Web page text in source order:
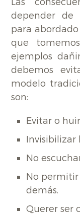
depender de
para
que
ejemplos
debemos
modelo
son:
Evitar o
Invisibilizar
No
No permitir
demás.
Querer ser